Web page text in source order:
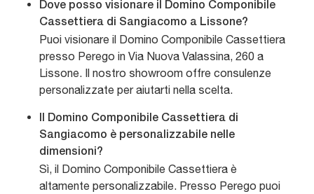
Dove posso visionare il Domino Componibile
Cassettiera di Sangiacomo a Lissone?
Puoi visionare il Domino Componibile Cassettiera
presso Perego in Via Nuova Valassina, 260 a
Lissone. Il nostro showroom offre consulenze
personalizzate per aiutarti nella scelta.
Il Domino Componibile Cassettiera di
Sangiacomo è personalizzabile nelle
dimensioni?
Sì, il Domino Componibile Cassettiera è
altamente personalizzabile. Presso Perego puoi